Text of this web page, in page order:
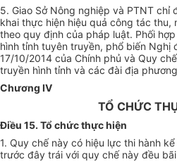
5. Giao Sở Nông nghiệp và PTNT chỉ
khai thực hiện hiệu quả công tác thu,
theo quy định của pháp luật. Phối
hình tỉnh tuyên truyền, phổ biến Nghị
17/10/2014 của Chính phủ và Quy
truyền hình tỉnh và các đài địa
Chương IV
TỔ CHỨC
Điều 15. Tổ chức thực hiện
1. Quy chế này có hiệu lực thi hành
trước đây trái với quy chế này đều